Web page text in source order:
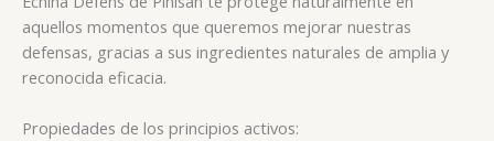
aquellos momentos que queremos mejorar nuestras
defensas, gracias a sus ingredientes naturales de amplia y
reconocida eficacia.
Propiedades de los principios activos: